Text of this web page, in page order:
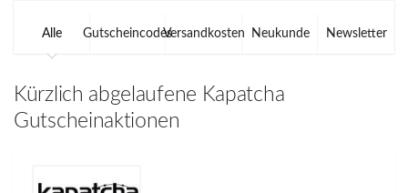
Alle GutscheincodesVersandkosten Neukunde Newsletter
Kürzlich abgelaufene Kapatcha
Gutscheinaktionen